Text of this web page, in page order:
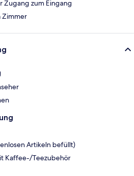
Zugang zum Eingang
Zimmer
Artikeln befüllt)
Kaffee-/Teezubehör